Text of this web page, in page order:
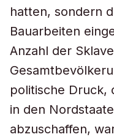
hatten, sondern
Bauarbeiten
Anzahl der
politische Druck,
in den
abzuschaffen,